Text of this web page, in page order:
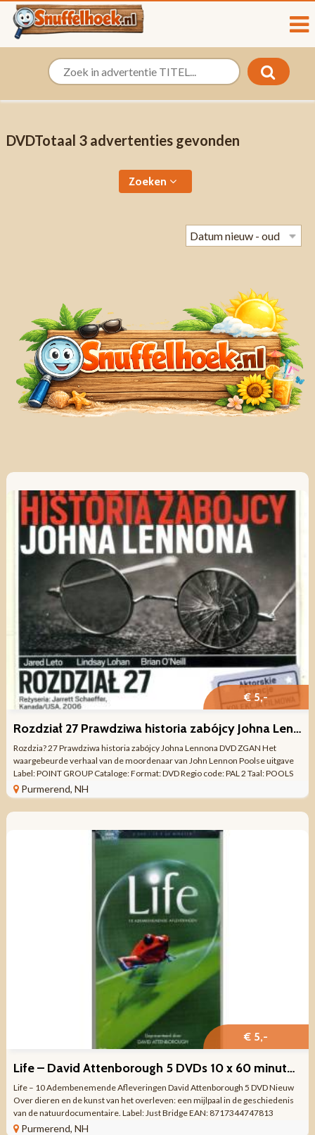
DVDTotaal 3 advertenties gevonden
Zoeken
€ 5,-
Rozdział 27 Prawdziwa historia zabójcy Johna Lennona DVD ZGAN
Rozdzia? 27 Prawdziwa historia zabójcy Johna Lennona DVD ZGAN Het
waargebeurde verhaal van de moordenaar van John Lennon Poolse uitgave
Label: POINT GROUP Cataloge: Format: DVD Regio code: PAL 2 Taal: POOLS
Beeld: 16:9 ...
Purmerend, NH
€ 5,-
Life – David Attenborough 5 DVDs 10 x 60 minuten NIEUW
Life – 10 Adembenemende Afleveringen David Attenborough 5 DVD Nieuw
Over dieren en de kunst van het overleven: een mijlpaal in de geschiedenis
van de natuurdocumentaire. Label: Just Bridge EAN: 8717344747813
Format: DVD ...
Purmerend, NH